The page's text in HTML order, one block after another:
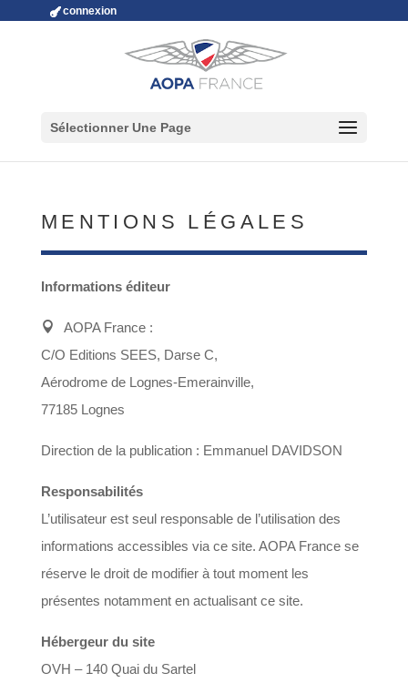
connexion
Sélectionner Une Page
MENTIONS LÉGALES
Informations éditeur
AOPA France :
C/O Editions SEES, Darse C,
Aérodrome de Lognes-Emerainville,
77185 Lognes
Direction de la publication : Emmanuel DAVIDSON
Responsabilités
L’utilisateur est seul responsable de l’utilisation des
informations accessibles via ce site. AOPA France se
réserve le droit de modifier à tout moment les
présentes notamment en actualisant ce site.
Hébergeur du site
OVH – 140 Quai du Sartel